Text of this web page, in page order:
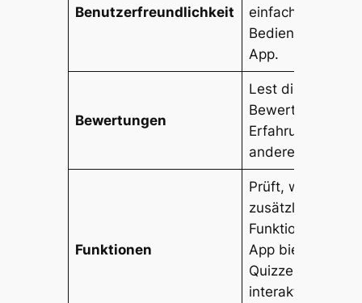
Benutzerfreundlichkeit
einfache
Bedienung der
App.
Bewertungen
Lest die
Bewertungen
anderer Nutzer.
Funktionen
Prüft, welche
zusätzlichen
Funktionen die
App bietet (z.B.
Quizze, Videos,
interaktive